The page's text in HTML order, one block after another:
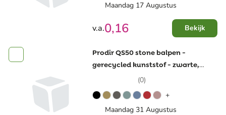
Maandag 17 Augustus
v.a.0,16 Bekijk
Prodir QS50 stone balpen -
gerecycled kunststof - zwarte,
(0)
+
Maandag 31 Augustus